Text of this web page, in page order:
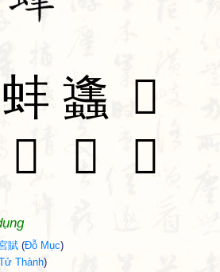
蚌 蠭 𧉳
𧒒 𧓶 𧔧
賦 (Đỗ Mục)
Thành)